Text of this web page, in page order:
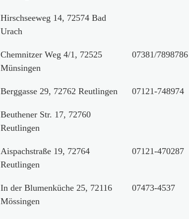
Hirschseeweg 14, 72574 Bad
Urach
Chemnitzer Weg 4/1, 72525
Münsingen
07381/7898786
Berggasse 29, 72762 Reutlingen 07121-748974
Beuthener Str. 17, 72760
Reutlingen
Aispachstraße 19, 72764
Reutlingen
07121-470287
In der Blumenküche 25, 72116
Mössingen
07473-4537